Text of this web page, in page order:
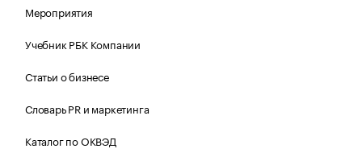
Мероприятия
Учебник РБК Компании
Статьи о бизнесе
Словарь PR и маркетинга
Каталог по ОКВЭД